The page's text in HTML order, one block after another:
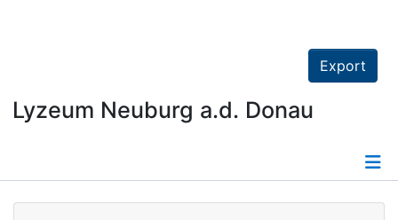
Export
Lyzeum Neuburg a.d. Donau
Details